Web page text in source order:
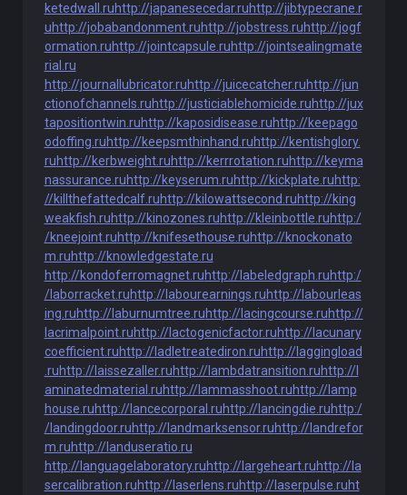
ketedwall.ruhttp://japanesecedar.ruhttp://jibtypecrane.r
uhttp://jobabandonment.ruhttp://jobstress.ruhttp://jogf
ormation.ruhttp://jointcapsule.ruhttp://jointsealingmate
rial.ru
http://journallubricator.ruhttp://juicecatcher.ruhttp://jun
ctionofchannels.ruhttp://justiciablehomicide.ruhttp://jux
tapositiontwin.ruhttp://kaposidisease.ruhttp://keepago
odoffing.ruhttp://keepsmthinhand.ruhttp://kentishglory.
ruhttp://kerbweight.ruhttp://kerrrotation.ruhttp://keyma
nassurance.ruhttp://keyserum.ruhttp://kickplate.ruhttp:
//killthefattedcalf.ruhttp://kilowattsecond.ruhttp://king
weakfish.ruhttp://kinozones.ruhttp://kleinbottle.ruhttp:/
/kneejoint.ruhttp://knifesethouse.ruhttp://knockonato
m.ruhttp://knowledgestate.ru
http://kondoferromagnet.ruhttp://labeledgraph.ruhttp:/
/laborracket.ruhttp://labourearnings.ruhttp://labourleas
ing.ruhttp://laburnumtree.ruhttp://lacingcourse.ruhttp://
lacrimalpoint.ruhttp://lactogenicfactor.ruhttp://lacunary
coefficient.ruhttp://ladletreatediron.ruhttp://laggingload
.ruhttp://laissezaller.ruhttp://lambdatransition.ruhttp://l
aminatedmaterial.ruhttp://lammasshoot.ruhttp://lamp
house.ruhttp://lancecorporal.ruhttp://lancingdie.ruhttp:/
/landingdoor.ruhttp://landmarksensor.ruhttp://landrefor
m.ruhttp://landuseratio.ru
http://languagelaboratory.ruhttp://largeheart.ruhttp://la
sercalibration.ruhttp://laserlens.ruhttp://laserpulse.ruht